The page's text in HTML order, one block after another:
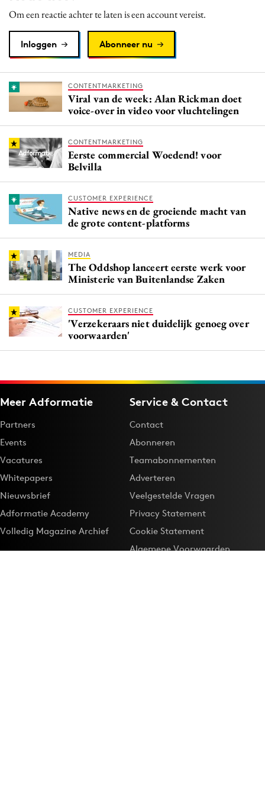
Media
Merkstrategie
Purpose Marketing
Reputatie & crisis
Om een reactie achter te laten is een account vereist.
Inloggen Abonneer nu
CONTENTMARKETING
Viral van de week: Alan Rickman doet
voice-over in video voor vluchtelingen
CONTENTMARKETING
Eerste commercial Woedend! voor
Belvilla
CUSTOMER EXPERIENCE
Native news en de groeiende macht van
de grote content-platforms
MEDIA
The Oddshop lanceert eerste werk voor
Ministerie van Buitenlandse Zaken
CUSTOMER EXPERIENCE
'Verzekeraars niet duidelijk genoeg over
voorwaarden'
Meer Adformatie
Partners
Events
Vacatures
Whitepapers
Nieuwsbrief
Adformatie Academy
Volledig Magazine Archief
Service & Contact
Contact
Abonneren
Teamabonnementen
Adverteren
Veelgestelde Vragen
Privacy Statement
Cookie Statement
Algemene Voorwaarden